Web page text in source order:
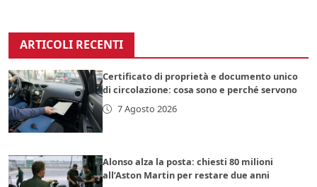
ARTICOLI RECENTI
Certificato di proprietà e documento unico
di circolazione: cosa sono e perché servono
7 Agosto 2026
Alonso alza la posta: chiesti 80 milioni
all’Aston Martin per restare due anni